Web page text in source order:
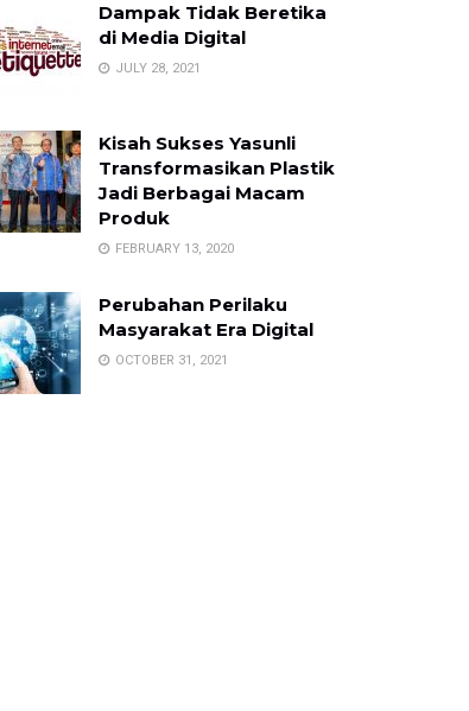
Dampak Tidak Beretika
di Media Digital
JULY 28, 2021
Kisah Sukses Yasunli
Transformasikan Plastik
Jadi Berbagai Macam
Produk
FEBRUARY 13, 2020
Perubahan Perilaku
Masyarakat Era Digital
OCTOBER 31, 2021